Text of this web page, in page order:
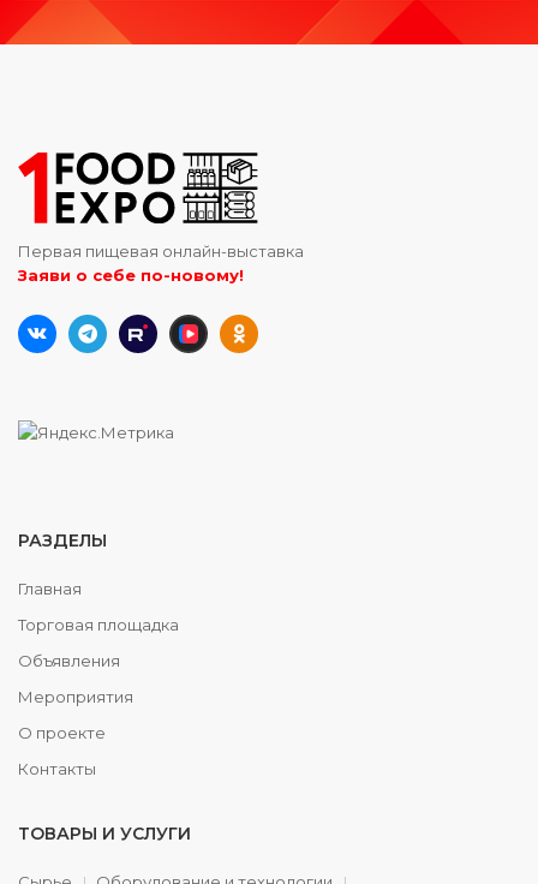
Первая пищевая онлайн-выставка
Заяви о себе по-новому!
РАЗДЕЛЫ
Главная
Торговая площадка
Объявления
Мероприятия
О проекте
Контакты
ТОВАРЫ И УСЛУГИ